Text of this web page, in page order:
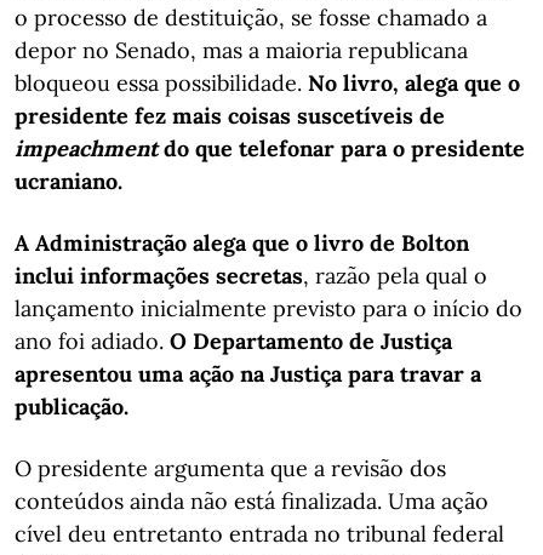
o processo de destituição, se fosse chamado a
depor no Senado, mas a maioria republicana
bloqueou essa possibilidade. No livro, alega que o
presidente fez mais coisas suscetíveis de
impeachmentdo que telefonar para o presidente
ucraniano.
A Administração alega que o livro de Bolton
inclui informações secretas, razão pela qual o
lançamento inicialmente previsto para o início do
ano foi adiado. O Departamento de Justiça
apresentou uma ação na Justiça para travar a
publicação.
O presidente argumenta que a revisão dos
conteúdos ainda não está finalizada. Uma ação
cível deu entretanto entrada no tribunal federal